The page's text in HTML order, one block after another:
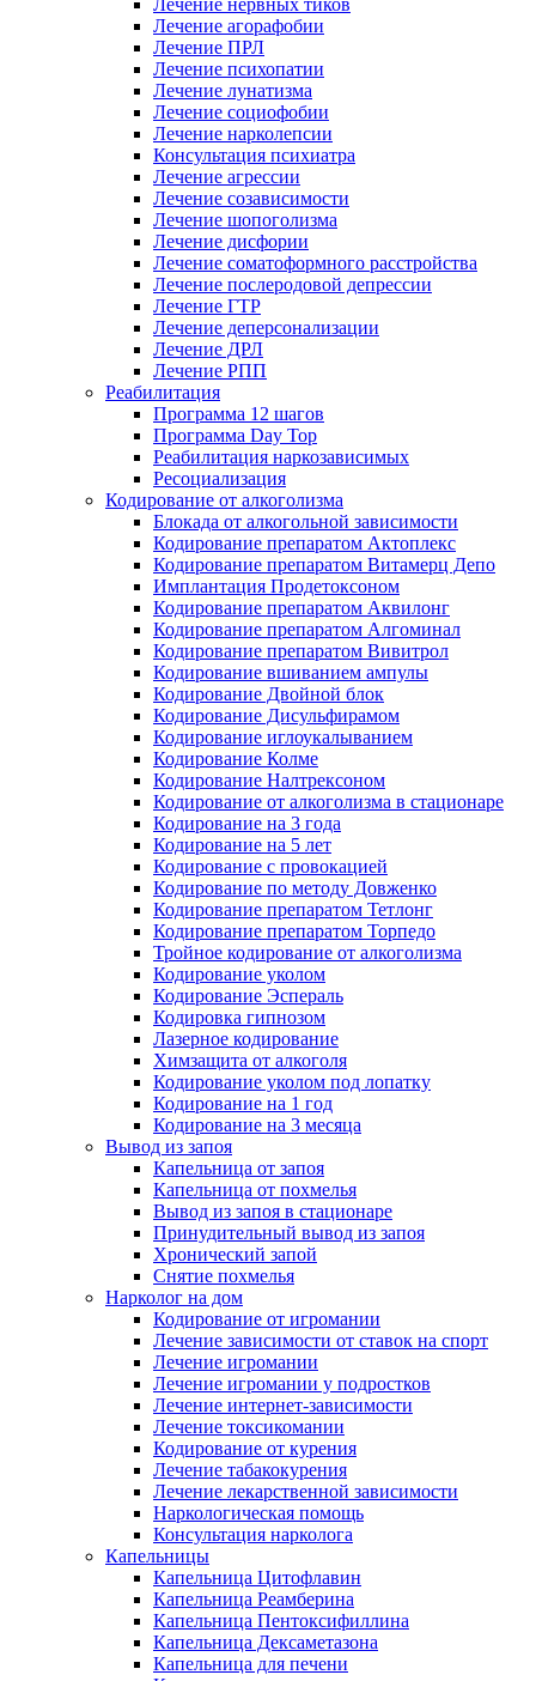
Лечение нервных тиков
Лечение агорафобии
Лечение ПРЛ
Лечение психопатии
Лечение лунатизма
Лечение социофобии
Лечение нарколепсии
Консультация психиатра
Лечение агрессии
Лечение созависимости
Лечение шопоголизма
Лечение дисфории
Лечение соматоформного расстройства
Лечение послеродовой депрессии
Лечение ГТР
Лечение деперсонализации
Лечение ДРЛ
Лечение РПП
Реабилитация
Программа 12 шагов
Программа Day Top
Реабилитация наркозависимых
Ресоциализация
Кодирование от алкоголизма
Блокада от алкогольной зависимости
Кодирование препаратом Актоплекс
Кодирование препаратом Витамерц Депо
Имплантация Продетоксоном
Кодирование препаратом Аквилонг
Кодирование препаратом Алгоминал
Кодирование препаратом Вивитрол
Кодирование вшиванием ампулы
Кодирование Двойной блок
Кодирование Дисульфирамом
Кодирование иглоукалыванием
Кодирование Колме
Кодирование Налтрексоном
Кодирование от алкоголизма в стационаре
Кодирование на 3 года
Кодирование на 5 лет
Кодирование с провокацией
Кодирование по методу Довженко
Кодирование препаратом Тетлонг
Кодирование препаратом Торпедо
Тройное кодирование от алкоголизма
Кодирование уколом
Кодирование Эспераль
Кодировка гипнозом
Лазерное кодирование
Химзащита от алкоголя
Кодирование уколом под лопатку
Кодирование на 1 год
Кодирование на 3 месяца
Вывод из запоя
Капельница от запоя
Капельница от похмелья
Вывод из запоя в стационаре
Принудительный вывод из запоя
Хронический запой
Снятие похмелья
Нарколог на дом
Кодирование от игромании
Лечение зависимости от ставок на спорт
Лечение игромании
Лечение игромании у подростков
Лечение интернет-зависимости
Лечение токсикомании
Кодирование от курения
Лечение табакокурения
Лечение лекарственной зависимости
Наркологическая помощь
Консультация нарколога
Капельницы
Капельница Цитофлавин
Капельница Реамберина
Капельница Пентоксифиллина
Капельница Дексаметазона
Капельница для печени